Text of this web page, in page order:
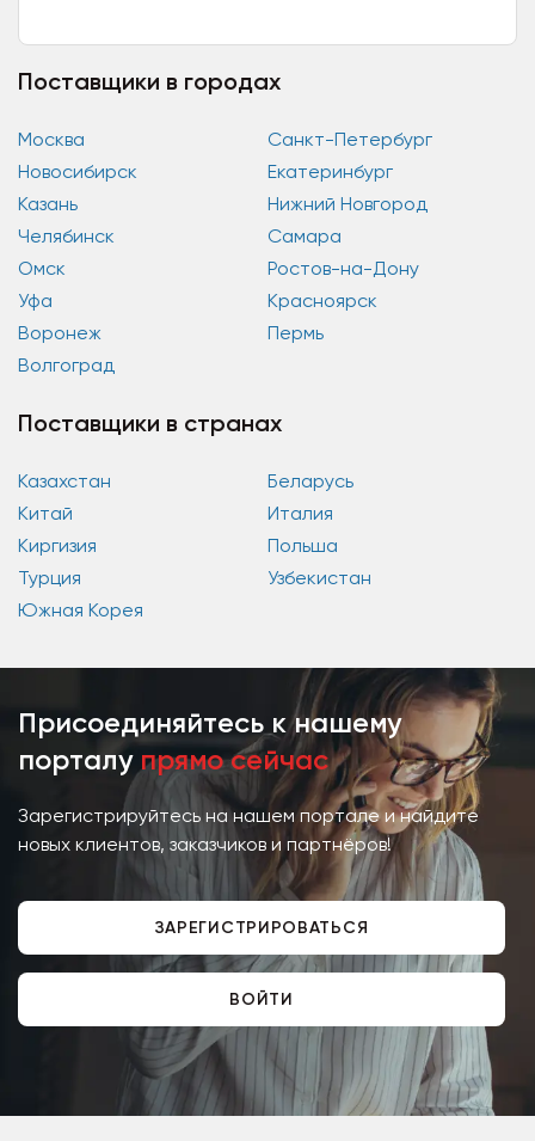
полипропилена. Ассортимент...
Поставщики в городах
Москва
Санкт-Петербург
Новосибирск
Екатеринбург
Казань
Нижний Новгород
Челябинск
Самара
Омск
Ростов-на-Дону
Уфа
Красноярск
Воронеж
Пермь
Волгоград
Поставщики в странах
Казахстан
Беларусь
Китай
Италия
Киргизия
Польша
Турция
Узбекистан
Южная Корея
Присоединяйтесь к нашему
порталу прямо сейчас
Зарегистрируйтесь на нашем портале и найдите
новых клиентов, заказчиков и партнёров!
ЗАРЕГИСТРИРОВАТЬСЯ
ВОЙТИ